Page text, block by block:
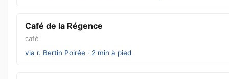
Café de la Régence
café
via r. Bertin Poirée · 2 min à pied